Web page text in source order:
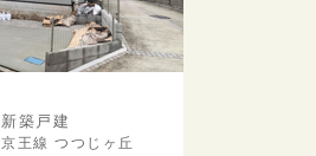
新築戸建
京王線 つつじヶ丘